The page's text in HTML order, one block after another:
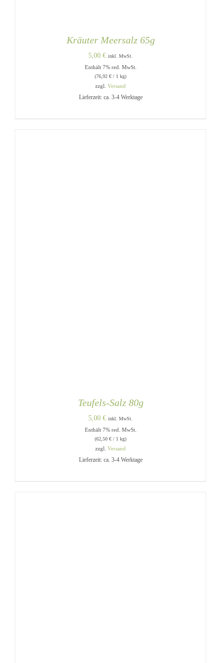
Kräuter Meersalz 65g
5,00 € inkl. MwSt.
Enthält 7% red. MwSt.
(76,92 € / 1 kg)
zzgl. Versand
Lieferzeit: ca. 3-4 Werktage
Teufels-Salz 80g
5,00 € inkl. MwSt.
Enthält 7% red. MwSt.
(62,50 € / 1 kg)
zzgl. Versand
Lieferzeit: ca. 3-4 Werktage